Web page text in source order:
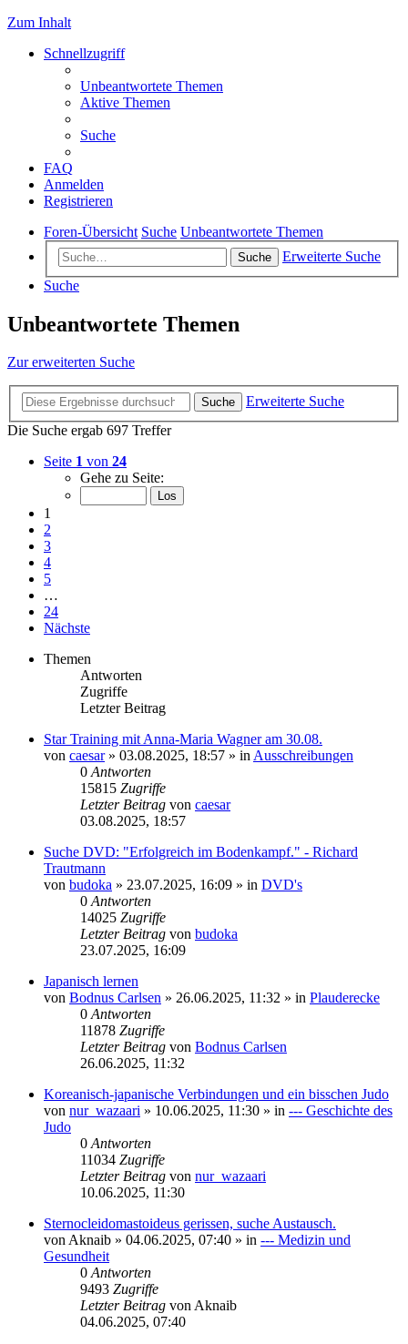
Zum Inhalt
Schnellzugriff
Unbeantwortete Themen
Aktive Themen
Suche
FAQ
Anmelden
Registrieren
Foren-Übersicht Suche Unbeantwortete Themen
Suche
Erweiterte Suche
Suche
Unbeantwortete Themen
Zur erweiterten Suche
Suche
Erweiterte Suche
Die Suche ergab 697 Treffer
Seite 1 von 24
Gehe zu Seite:
1
2
3
4
5
…
24
Nächste
Themen
Antworten
Zugriffe
Letzter Beitrag
Star Training mit Anna-Maria Wagner am 30.08.
von caesar» 03.08.2025, 18:57 » in Ausschreibungen
0 Antworten
15815 Zugriffe
Letzter Beitrag von caesar
03.08.2025, 18:57
Suche DVD: "Erfolgreich im Bodenkampf." - Richard
Trautmann
von budoka » 23.07.2025, 16:09 » in DVD's
0 Antworten
14025 Zugriffe
Letzter Beitrag von budoka
23.07.2025, 16:09
Japanisch lernen
von Bodnus Carlsen » 26.06.2025, 11:32 » in Plauderecke
0 Antworten
11878 Zugriffe
Letzter Beitrag von Bodnus Carlsen
26.06.2025, 11:32
Koreanisch-japanische Verbindungen und ein bisschen Judo
von nur_wazaari » 10.06.2025, 11:30 » in --- Geschichte des
Judo
0 Antworten
11034 Zugriffe
Letzter Beitrag von nur_wazaari
10.06.2025, 11:30
Sternocleidomastoideus gerissen, suche Austausch.
von Aknaib » 04.06.2025, 07:40 » in --- Medizin und
Gesundheit
0 Antworten
9493 Zugriffe
Letzter Beitrag von Aknaib
04.06.2025, 07:40